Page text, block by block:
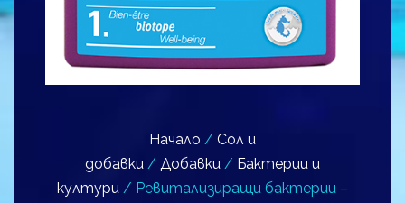
Начало / Сол и
добавки / Добавки / Бактерии и
култури / Ревитализиращи бактерии –